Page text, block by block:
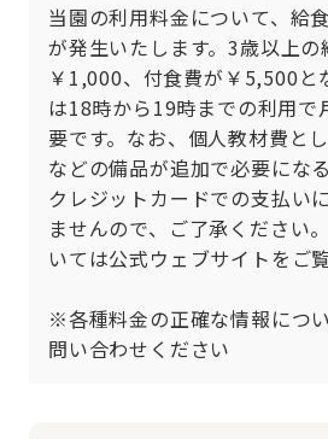
当園の利用料金について、給
が発生いたします。3歳以上
￥1,000、付食費が￥5,500と
は18時から19時までの利用で
要です。なお、個人教材費と
などの備品が追加で必要にな
クレジットカードでの支払い
ませんので、ご了承ください
いては公式ウェブサイトをご
※各種料金の正確な情報につ
問い合わせください